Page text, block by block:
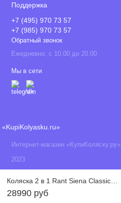
Коляска 2 в 1 Rant Siena Classic, 08 (Серый + Ментоловый)
28990 руб
Поддержка
+7 (495) 970 73 57
+7 (985) 970 73 57
Обратный звонок
Ежедневно, с 10.00 до 20.00
Мы в сети
«KupiKolyasku.ru»
Интернет-магазин «КупиКоляску.ру»
2023